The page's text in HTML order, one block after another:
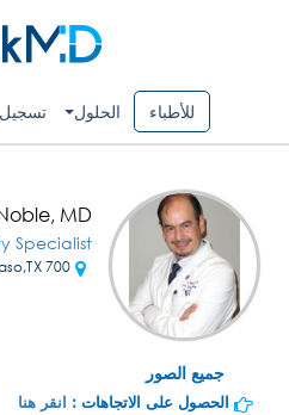
للأطباء الحلول
جميع الصور
MD
Specialist
الحصول على الاتجاهات : انقر هنا